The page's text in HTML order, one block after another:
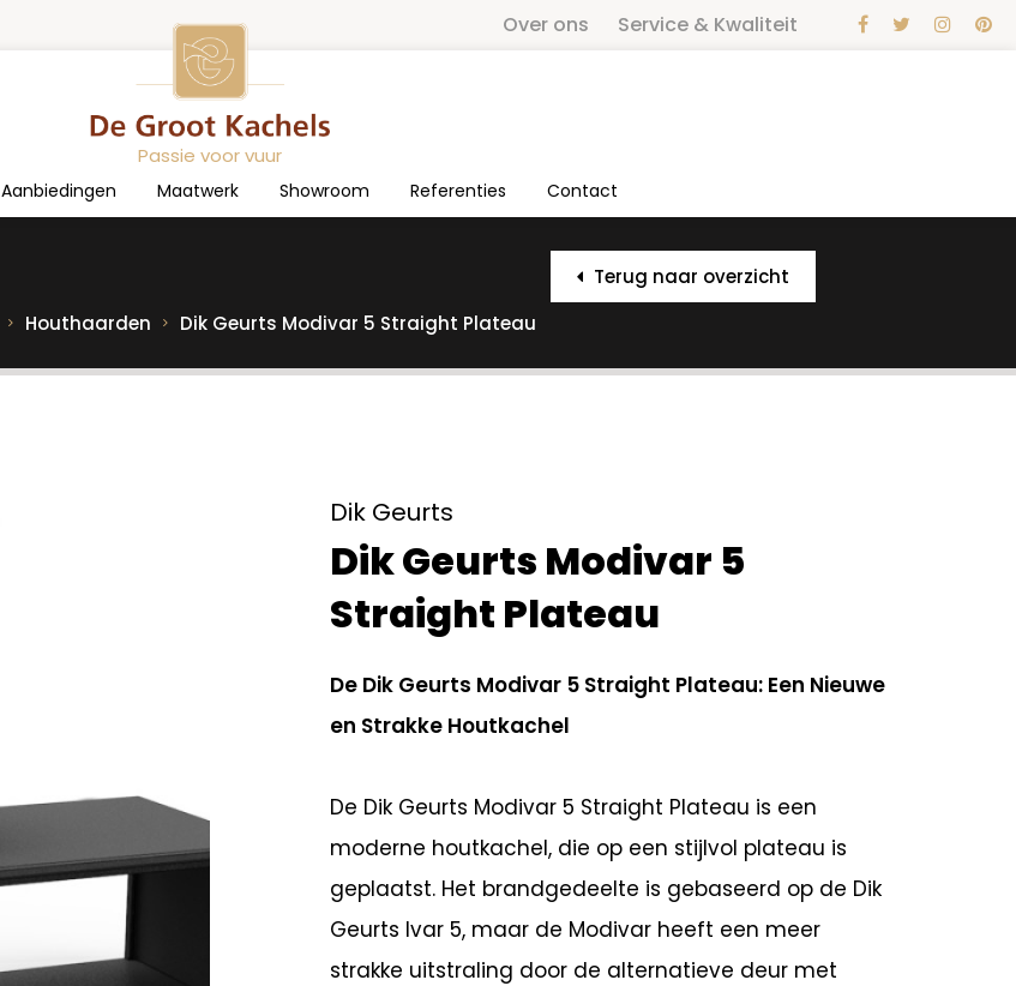
Over ons Service & Kwaliteit
Passie voor vuur
Aanbiedingen Maatwerk Showroom Referenties Contact
Terug naar overzicht
Houthaarden Dik Geurts Modivar 5 Straight Plateau
Dik Geurts
Dik Geurts Modivar 5
Straight Plateau
De Dik Geurts Modivar 5 Straight Plateau: Een Nieuwe
en Strakke Houtkachel
De Dik Geurts Modivar 5 Straight Plateau is een
moderne houtkachel, die op een stijlvol plateau is
geplaatst. Het brandgedeelte is gebaseerd op de Dik
Geurts Ivar 5, maar de Modivar heeft een meer
strakke uitstraling door de alternatieve deur met